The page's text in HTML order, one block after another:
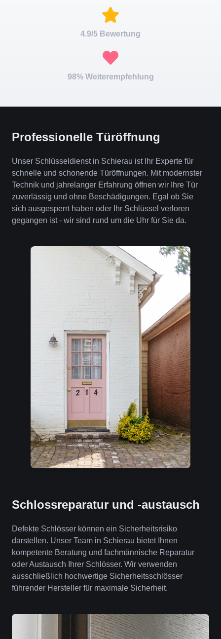
4.9/5 Bewertung
98% Weiterempfehlung
Professionelle Türöffnung
Unser Schlüsseldienst in Schierau ist Ihr Experte für
schnelle und schonende Türöffnungen. Mit modernster
Technik und jahrelanger Erfahrung öffnen wir Ihre Tür
zuverlässig und ohne Beschädigungen. Egal ob Sie
sich ausgesperrt haben oder Ihr Schlüssel verloren
gegangen ist - wir sind rund um die Uhr für Sie da.
Schlossreparatur und -austausch
Defekte Schlösser können ein Sicherheitsrisiko
darstellen. Unser Team in Schierau bietet Ihnen
kompetente Beratung und fachmännische Reparatur
oder Austausch Ihrer Schlösser. Wir verwenden
ausschließlich hochwertige Sicherheitsschlösser
führender Hersteller für maximale Sicherheit.